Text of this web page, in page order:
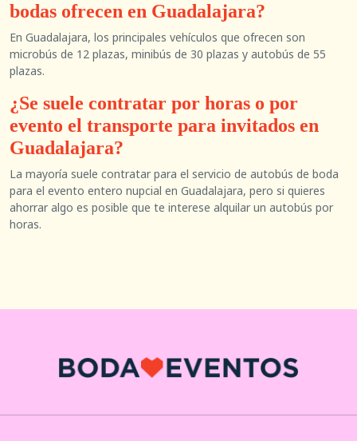
bodas ofrecen en Guadalajara?
En Guadalajara, los principales vehículos que ofrecen son
microbús de 12 plazas, minibús de 30 plazas y autobús de 55
plazas.
¿Se suele contratar por horas o por
evento el transporte para invitados en
Guadalajara?
La mayoría suele contratar para el servicio de autobús de boda
para el evento entero nupcial en Guadalajara, pero si quieres
ahorrar algo es posible que te interese alquilar un autobús por
horas.